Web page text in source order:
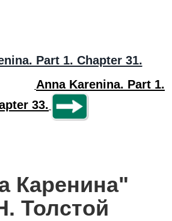
Part 1. Chapter 31.
Anna Karenina. Part 1.
33.
Каренина"
Толстой